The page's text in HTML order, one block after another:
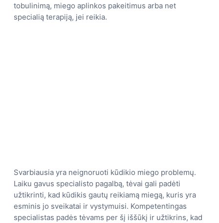
tobulinimą, miego aplinkos pakeitimus arba net
specialią terapiją, jei reikia.
Svarbiausia yra neignoruoti kūdikio miego problemų.
Laiku gavus specialisto pagalbą, tėvai gali padėti
užtikrinti, kad kūdikis gautų reikiamą miegą, kuris yra
esminis jo sveikatai ir vystymuisi. Kompetentingas
specialistas padės tėvams per šį iššūkį ir užtikrins, kad